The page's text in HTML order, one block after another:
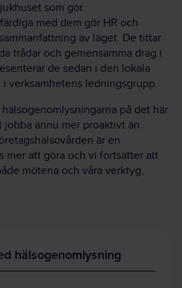
som gör
med dem gör HR och
av läget. De tittar
trådar och gemensamma drag i
de sedan i den lokala
verksamhetens ledningsgrupp.
på det här
ännu mer proaktivt än
är en
mer att göra och vi fortsätter att
mötena och våra verktyg,
hälsogenomlysning